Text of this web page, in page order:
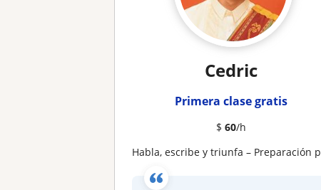
Cedric
Primera clase gratis
$ 60/h
Habla, escribe y triunfa – Preparación para el IELTS con John